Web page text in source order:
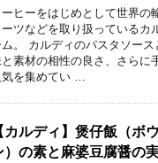
ーヒーをはじめとして世界の
ーツなどを取り扱っているカ
ム。 カルディのパスタソー
素材の相性の良さ、さらに
気を集めてい …
カルディ】煲仔飯（ボ
）の素と麻婆豆腐醤の